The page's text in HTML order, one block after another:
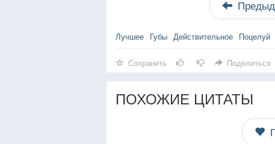
Лучшее Губы Действительное Поцелуй
Сохранить Поделиться
ПОХОЖИЕ ЦИТАТЫ